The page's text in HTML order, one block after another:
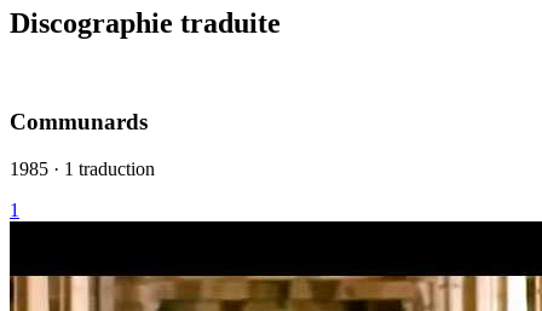
Discographie traduite
Communards
1985 · 1 traduction
1